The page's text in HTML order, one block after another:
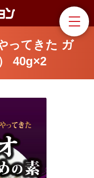
ってきた ガ
40g×2